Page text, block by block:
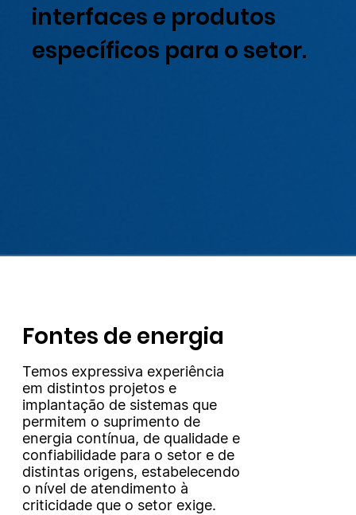
interfaces e produtos
específicos para o setor.
Temos expressiva experiência
em distintos projetos e
implantação de sistemas que
permitem o suprimento de
energia contínua, de qualidade e
confiabilidade para o setor e de
distintas origens, estabelecendo
o nível de atendimento à
criticidade que o setor exige.
Fontes de energia